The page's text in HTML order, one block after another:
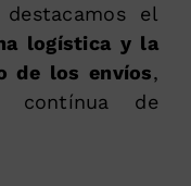
el
logística y la
de los envíos,
contínua de